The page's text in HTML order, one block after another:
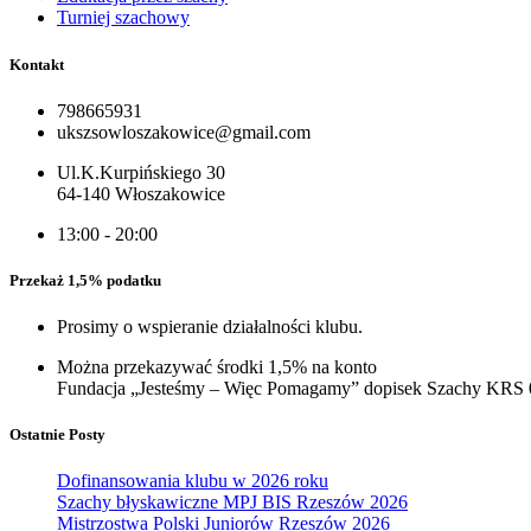
Turniej szachowy
Kontakt
798665931
ukszsowloszakowice@gmail.com
Ul.K.Kurpińskiego 30
64-140 Włoszakowice
13:00 - 20:00
Przekaż 1,5% podatku
Prosimy o wspieranie działalności klubu.
Można przekazywać środki 1,5% na konto
Fundacja „Jesteśmy – Więc Pomagamy” dopisek Szachy
Ostatnie Posty
Dofinansowania klubu w 2026 roku
Szachy błyskawiczne MPJ BIS Rzeszów 2026
Mistrzostwa Polski Juniorów Rzeszów 2026